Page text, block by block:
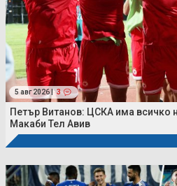
5 авг 2026 | 3
Петър Витанов: ЦСКА има всичко
Макаби Тел Авив